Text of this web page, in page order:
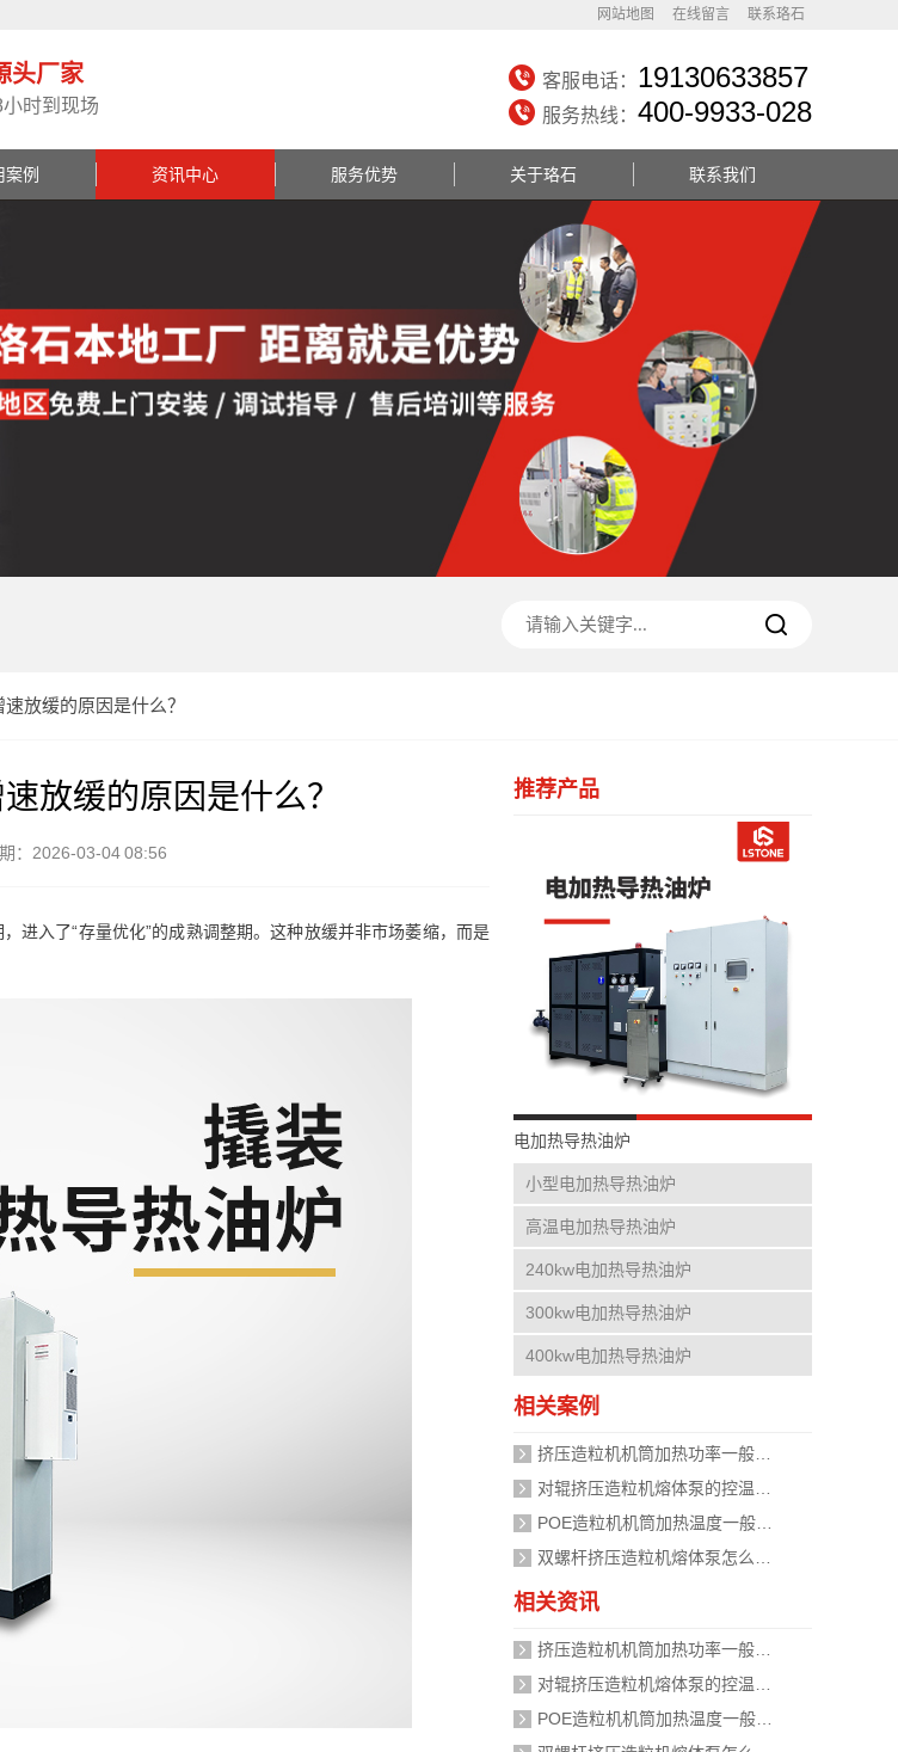
网站地图 在线留言 联系珞石
客服电话： 19130633857
服务热线： 400-9933-028
头厂家
时到现场
案例 资讯中心 服务优势 关于珞石 联系我们
放缓的原因是什么？
放缓的原因是什么？
：2026-03-04 08:56
进入了“存量优化”的成熟调整期。这种放缓并非市场萎缩，而是
推荐产品
电加热导热油炉
小型电加热导热油炉
高温电加热导热油炉
240kw电加热导热油炉
300kw电加热导热油炉
400kw电加热导热油炉
相关案例
相关资讯